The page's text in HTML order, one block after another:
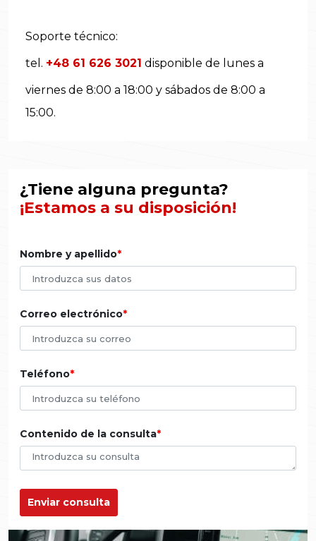
Soporte técnico:
tel. +48 61 626 3021 disponible de lunes a
viernes de 8:00 a 18:00 y sábados de 8:00 a
15:00.
¿Tiene alguna pregunta?
¡Estamos a su disposición!
Nombre y apellido
Correo electrónico
Teléfono
Contenido de la consulta
Enviar consulta